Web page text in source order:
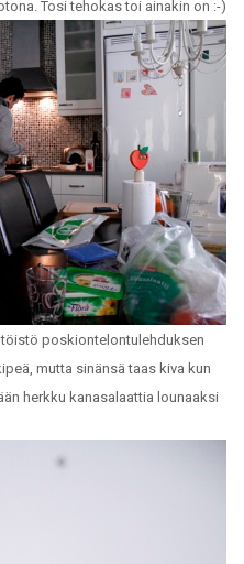
Tosi tehokas toi ainakin on :-)
poskiontelontulehduksen
mutta sinänsä taas kiva kun
herkku kanasalaattia lounaaksi